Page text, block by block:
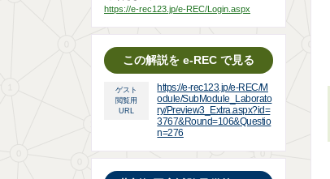
https://e-rec123.jp/e-REC/Login.aspx
この解説を e-REC で見る
ゲスト
閲覧用
URL
https://e-rec123.jp/e-REC/M
odule/SubModule_Laborato
ry/Preview3_Extra.aspx?id=
3767&Round=106&Questio
n=276